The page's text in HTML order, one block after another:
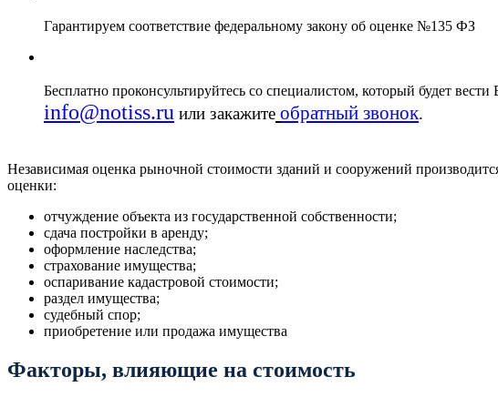
Гарантируем соответствие федеральному закону об оценке №135 ФЗ
Бесплатно проконсультируйтесь со специалистом, который будет
info@notiss.ru или закажите обратный звонок.
Независимая оценка рыночной стоимости зданий и сооружений
оценки:
отчуждение объекта из государственной собственности;
сдача постройки в аренду;
оформление наследства;
страхование имущества;
оспаривание кадастровой стоимости;
раздел имущества;
судебный спор;
приобретение или продажа имущества
Факторы, влияющие на стоимость